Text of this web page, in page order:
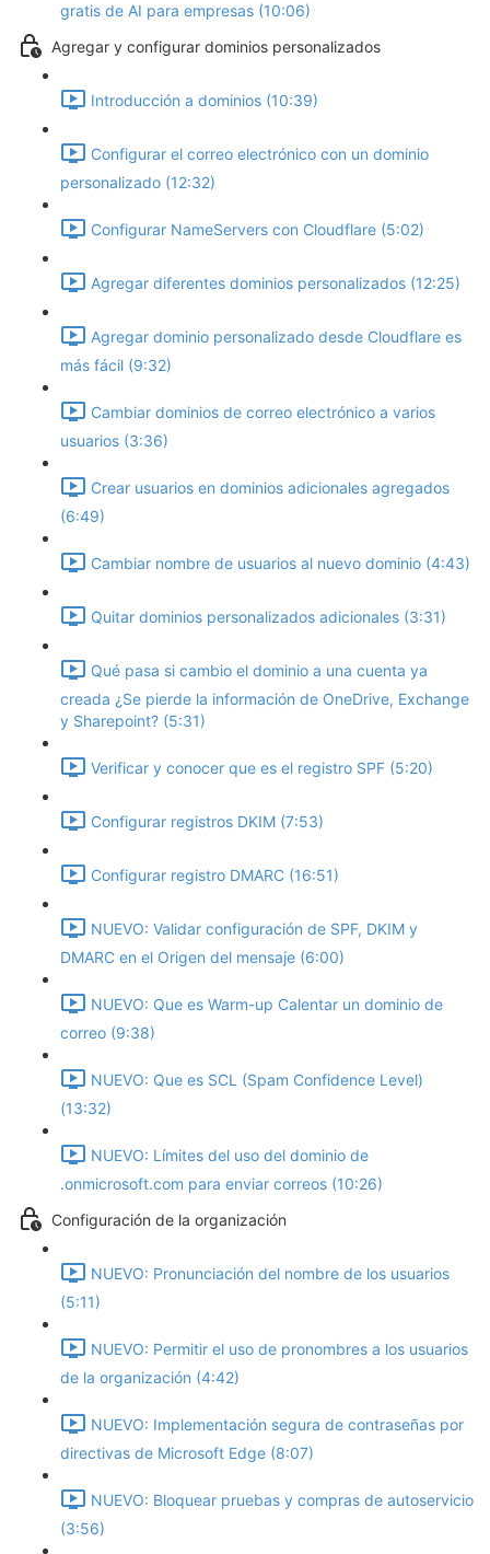
gratis de AI para empresas (10:06)
Agregar y configurar dominios personalizados
Introducción a dominios (10:39)
Configurar el correo electrónico con un dominio
personalizado (12:32)
Configurar NameServers con Cloudflare (5:02)
Agregar diferentes dominios personalizados (12:25)
Agregar dominio personalizado desde Cloudflare es
más fácil (9:32)
Cambiar dominios de correo electrónico a varios
usuarios (3:36)
Crear usuarios en dominios adicionales agregados
(6:49)
Cambiar nombre de usuarios al nuevo dominio (4:43)
Quitar dominios personalizados adicionales (3:31)
Qué pasa si cambio el dominio a una cuenta ya
creada ¿Se pierde la información de OneDrive, Exchange
y Sharepoint? (5:31)
Verificar y conocer que es el registro SPF (5:20)
Configurar registros DKIM (7:53)
Configurar registro DMARC (16:51)
NUEVO: Validar configuración de SPF, DKIM y
DMARC en el Origen del mensaje (6:00)
NUEVO: Que es Warm-up Calentar un dominio de
correo (9:38)
NUEVO: Que es SCL (Spam Confidence Level)
(13:32)
NUEVO: Límites del uso del dominio de
.onmicrosoft.com para enviar correos (10:26)
Configuración de la organización
NUEVO: Pronunciación del nombre de los usuarios
(5:11)
NUEVO: Permitir el uso de pronombres a los usuarios
de la organización (4:42)
NUEVO: Implementación segura de contraseñas por
directivas de Microsoft Edge (8:07)
NUEVO: Bloquear pruebas y compras de autoservicio
(3:56)